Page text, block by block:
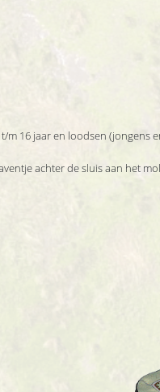
16 jaar en loodsen (jongens
achter de sluis aan het